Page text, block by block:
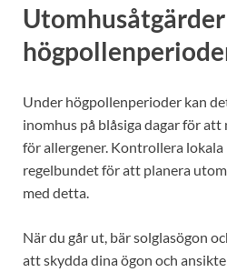
Under högpollenperioder kan
inomhus på blåsiga dagar för
för allergener. Kontrollera
regelbundet för att planera
med detta.
När du går ut, bär solglasögon
att skydda dina ögon och